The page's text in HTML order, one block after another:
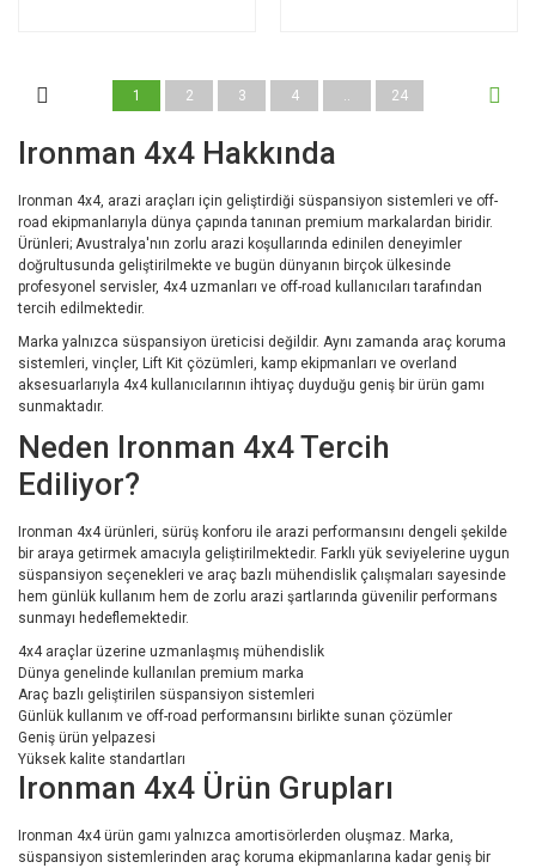
1 2 3 4 24
Ironman 4x4 Hakkında
Ironman 4x4, arazi araçları için geliştirdiği süspansiyon sistemleri ve off-
road ekipmanlarıyla dünya çapında tanınan premium markalardan biridir.
Ürünleri; Avustralya'nın zorlu arazi koşullarında edinilen deneyimler
doğrultusunda geliştirilmekte ve bugün dünyanın birçok ülkesinde
profesyonel servisler, 4x4 uzmanları ve off-road kullanıcıları tarafından
tercih edilmektedir.
Marka yalnızca süspansiyon üreticisi değildir. Aynı zamanda araç koruma
sistemleri, vinçler, Lift Kit çözümleri, kamp ekipmanları ve overland
aksesuarlarıyla 4x4 kullanıcılarının ihtiyaç duyduğu geniş bir ürün gamı
sunmaktadır.
Neden Ironman 4x4 Tercih
Ediliyor?
Ironman 4x4 ürünleri, sürüş konforu ile arazi performansını dengeli şekilde
bir araya getirmek amacıyla geliştirilmektedir. Farklı yük seviyelerine uygun
süspansiyon seçenekleri ve araç bazlı mühendislik çalışmaları sayesinde
hem günlük kullanım hem de zorlu arazi şartlarında güvenilir performans
sunmayı hedeflemektedir.
4x4 araçlar üzerine uzmanlaşmış mühendislik
Dünya genelinde kullanılan premium marka
Araç bazlı geliştirilen süspansiyon sistemleri
Günlük kullanım ve off-road performansını birlikte sunan çözümler
Geniş ürün yelpazesi
Yüksek kalite standartları
Ironman 4x4 Ürün Grupları
Ironman 4x4 ürün gamı yalnızca amortisörlerden oluşmaz. Marka,
süspansiyon sistemlerinden araç koruma ekipmanlarına kadar geniş bir